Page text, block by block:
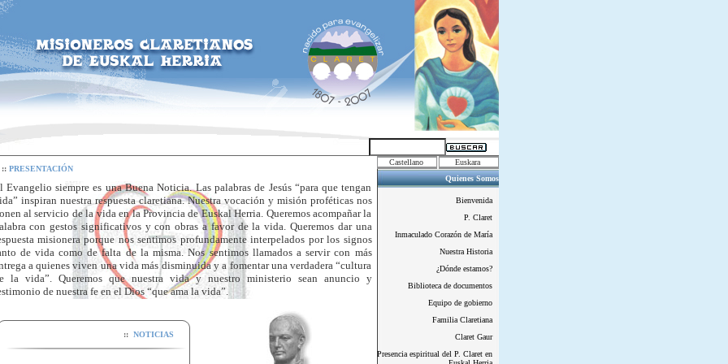
::PRESENTACIÓN
Evangelio siempre es una Buena Noticia. Las palabras de Jesús “para que tengan
inspiran nuestra respuesta claretiana. Nuestra vocación y misión proféticas nos
al servicio de la vida en la Provincia de Euskal Herria. Queremos acompañar la
con gestos significativos y con obras a favor dela vida. Queremosdar una
misionera porque nos sentimos profundamente interpelados por los signos
de vida como de falta de la misma. Nossentimos llamados a servir con más
a quienes viven una vida más disminuida y a fomentar una verdadera “cultura
la vida”. Queremos que nuestra vida y nuestro ministerio sean anuncio y
de nuestra fe en el Dios “que ama la vida”.
:: NOTICIAS
XIII Capítulo Provincial
... Ver más
Castellano
Euskara
Quienes Somos
Bienvenida
P. Claret
Inmaculado Corazón de María
Nuestra Historia
¿Dónde estamos?
Biblioteca de documentos
Equipo de gobierno
Familia Claretiana
Claret Gaur
Presencia espiritual del P. Claret en